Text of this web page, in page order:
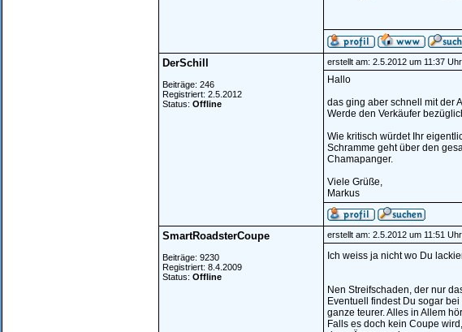
DerSchill
Beiträge: 246
Registriert: 2.5.2012
Status: Offline
erstellt am: 2.5.2012 um 11:37
Hallo
das ging aber schnell mit der
Werde den Verkäufer
Wie kritisch würdet Ihr
Schramme geht über den
Chamapanger.
Viele Grüße,
Markus
SmartRoadsterCoupe
Beiträge: 9230
Registriert: 8.4.2009
Status: Offline
erstellt am: 2.5.2012 um 11:51
Ich weiss ja nicht wo Du
Nen Streifschaden, der nur
Eventuell findest Du sogar
ganze teurer. Alles in Allem
Falls es doch kein Coupe